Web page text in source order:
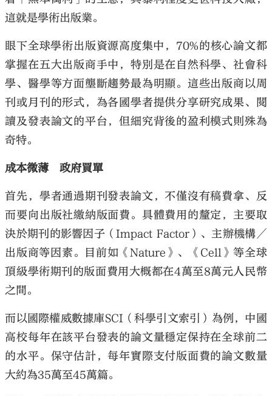
這就是學術出版業。
眼下全球學術出版資源高度集中，70%的核心論文都
掌握在五大出版商手中，特別是在自然科學、社會科
學、醫學等方面壟斷趨勢最為明顯。這些出版商以周
刊或月刊的形式，為各國學者提供分享研究成果、閱
讀及發表論文的平台，但細究背後的盈利模式則殊為
奇特。
成本微薄 政府買單
首先，學者通過期刊發表論文，不僅沒有稿費拿、反
而要向出版社繳納版面費。具體費用的釐定，主要取
決於期刊的影響因子（Impact Factor）、主辦機構／
出版商等因素。目前如《Nature》、《Cell》等全球
頂級學術期刊的版面費用大概都在4萬至8萬元人民幣
之間。
而以國際權威數據庫SCI（科學引文索引）為例，中國
高校每年在該平台發表的論文量穩定保持在全球前二
的水平。保守估計，每年實際支付版面費的論文數量
大約為35萬至45萬篇。